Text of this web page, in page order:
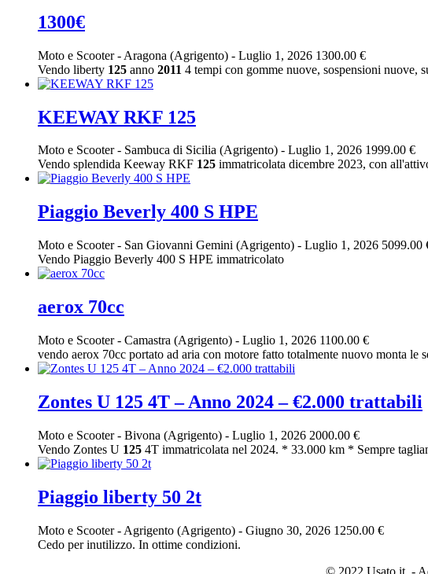
1300€
Moto e Scooter- Aragona (Agrigento) - Luglio 1, 2026 1300.00 €
Vendo liberty 125 anno 2011 4 tempi con gomme nuove, sospensioni nuove,
KEEWAY RKF 125
Moto e Scooter- Sambuca di Sicilia (Agrigento) - Luglio 1, 2026 1999.00 €
Vendo splendida Keeway RKF 125 immatricolata dicembre 2023, con
Piaggio Beverly 400 S HPE
Moto e Scooter- San Giovanni Gemini (Agrigento) - Luglio 1, 2026 5099.00
Vendo Piaggio Beverly 400 S HPE immatricolato
aerox 70cc
Moto e Scooter- Camastra (Agrigento) - Luglio 1, 2026 1100.00 €
vendo aerox 70cc portato ad aria con motore fatto totalmente nuovo monta
Zontes U 125 4T – Anno 2024 – €2.000 trattabili
Moto e Scooter- Bivona (Agrigento) - Luglio 1, 2026 2000.00 €
Vendo Zontes U 125 4T immatricolata nel 2024. * 33.000 km * Sempre
Piaggio liberty 50 2t
Moto e Scooter- Agrigento (Agrigento) - Giugno 30, 2026 1250.00 €
Cedo per inutilizzo. In ottime condizioni.
© 2022 Usato it. -